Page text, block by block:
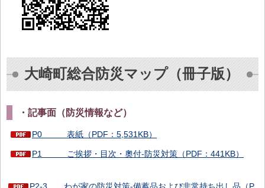
大崎町総合防災マップ（冊子版）
・記事面（防災情報など）
P0 表紙（PDF：5,531KB）
P1 ご挨拶・目次・奧付-防災対策（PDF：441KB）